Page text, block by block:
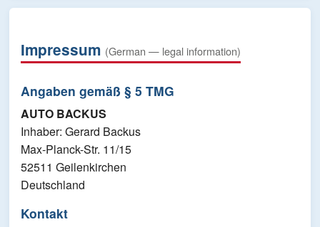
Impressum (German — legal information)
Angaben gemäß § 5 TMG
AUTO BACKUS
Inhaber: Gerard Backus
Max-Planck-Str. 11/15
52511 Geilenkirchen
Deutschland
Kontakt